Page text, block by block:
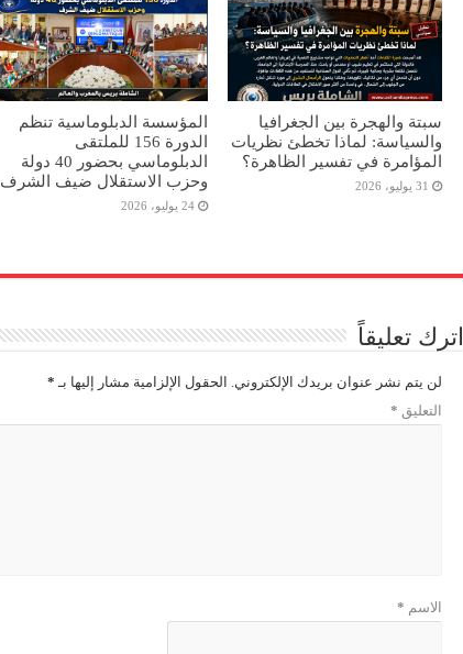
سبتة والهجرة بين الجغرافيا
والسياسة: لماذا تخطئ نظريات
المؤامرة في تفسير الظاهرة؟
31 يوليو، 2026
المؤسسة الدبلوماسية تنظم
الدورة 156 للملتقى
الدبلوماسي بحضور 40 دولة
وحزب الاستقلال ضيف الشرف
24 يوليو، 2026
اترك تعليقاً
لن يتم نشر عنوان بريدك الإلكتروني. الحقول الإلزامية مشار إليها بـ *
التعليق *
الاسم *